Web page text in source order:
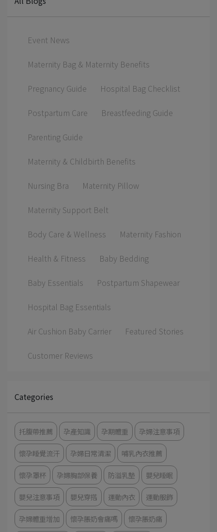
Event News
Maternity Bag & Maternity Benefits
Pregnancy Guide Hospital Bag Checklist
Postpartum Care Breastfeeding Guide
Parenting Guide
Maternity & Childbirth Benefits
Nursing Bra Maternity Pillow
Maternity Support Belt
Body Care & Wellness Maternity Fashion
Health & Fitness Baby Bedding
Baby Essentials Postpartum Shapewear
Hospital Bag Essentials
Air Cushion Baby Carrier Featured Stories
Customer Reviews
Categories
托腹帶推薦 孕產知識 孕期體重 孕婦注意事項
懷孕睡覺流汗 孕婦日常清潔 哺乳內衣推薦
懷孕罩杯 孕婦胸部保養 防溢乳墊 嬰兒睡眠
嬰兒注意事項 嬰兒穿搭 運動內衣 運動服飾
孕婦體重增加 懷孕脹奶會痛嗎 懷孕脹奶痛